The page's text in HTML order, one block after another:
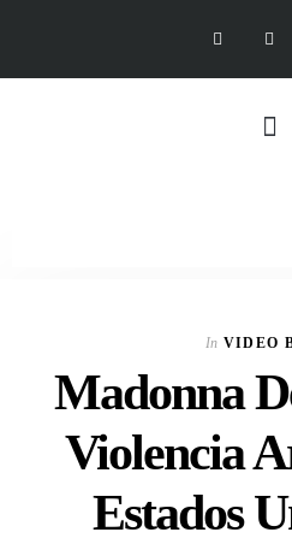
In VIDEO
Madonna
Violencia
Estados